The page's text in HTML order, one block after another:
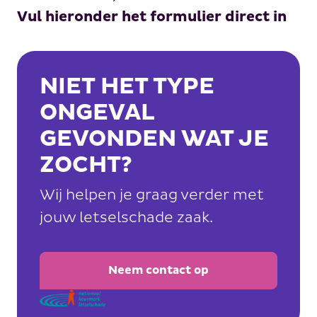
Vul hieronder het formulier direct in
NIET HET TYPE
ONGEVAL
GEVONDEN WAT JE
ZOCHT?
Wij helpen je graag verder met
jouw letselschade zaak.
Neem contact op